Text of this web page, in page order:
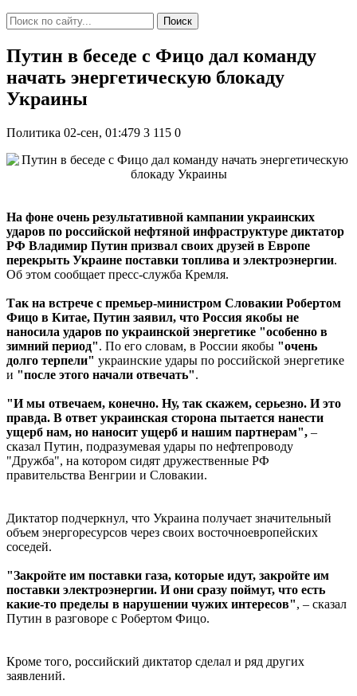
Поиск
Путин в беседе с Фицо дал команду
начать энергетическую блокаду
Украины
Политика 02-сен, 01:479 3 115 0
На фоне очень результативной кампании украинских
ударов по российской нефтяной инфраструктуре диктатор
РФ Владимир Путин призвал своих друзей в Европе
перекрыть Украине поставки топлива и электроэнергии.
Об этом сообщает пресс-служба Кремля.
Так на встрече с премьер-министром Словакии Робертом
Фицо в Китае, Путин заявил, что Россия якобы не
наносила ударов по украинской энергетике "особенно в
зимний период". По его словам, в России якобы "очень
долго терпели" украинские удары по российской энергетике
и "после этого начали отвечать".
"И мы отвечаем, конечно. Ну, так скажем, серьезно. И это
правда. В ответ украинская сторона пытается нанести
ущерб нам, но наносит ущерб и нашим партнерам", –
сказал Путин, подразумевая удары по нефтепроводу
"Дружба", на котором сидят дружественные РФ
правительства Венгрии и Словакии.
Диктатор подчеркнул, что Украина получает значительный
объем энергоресурсов через своих восточноевропейских
соседей.
"Закройте им поставки газа, которые идут, закройте им
поставки электроэнергии. И они сразу поймут, что есть
какие-то пределы в нарушении чужих интересов", – сказал
Путин в разговоре с Робертом Фицо.
Кроме того, российский диктатор сделал и ряд других
заявлений.